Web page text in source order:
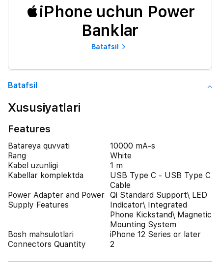
iPhone uchun Power
Banklar
Batafsil
Batafsil
Xususiyatlari
Features
Batareya quvvati
10000 mA-s
Rang
White
Kabel uzunligi
1 m
Kabellar komplektda
USB Type C - USB Type C
Cable
Power Adapter and Power
Supply Features
Qi Standard Support\ LED
Indicator\ Integrated
Phone Kickstand\ Magnetic
Mounting System
Bosh mahsulotlari
iPhone 12 Series or later
Connectors Quantity
2